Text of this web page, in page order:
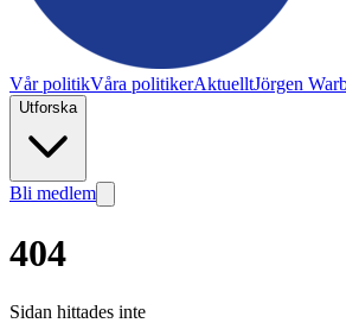
Vår politikVåra politikerAktuelltJörgen
Utforska
Bli medlem
404
Sidan hittades inte